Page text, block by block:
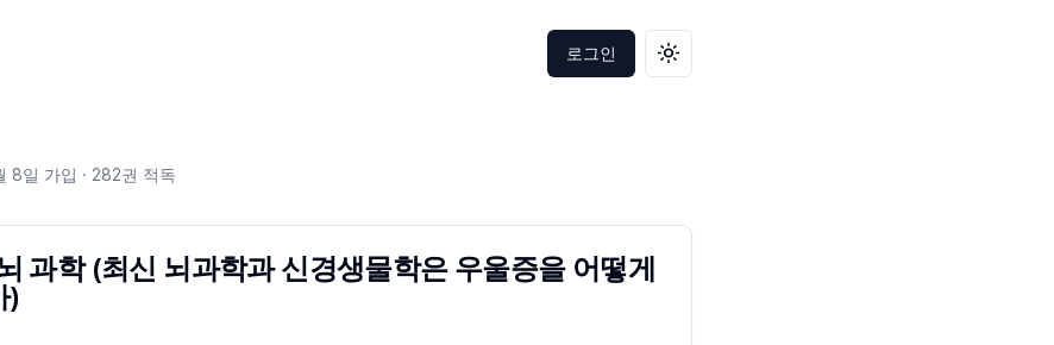
로그인 테마 변경
8일 가입 · 282권 적독
과학 (최신 뇌과학과 신경생물학은 우울증을 어떻게
)